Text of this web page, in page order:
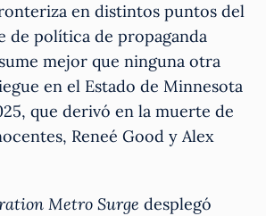
en distintos puntos del
de política de propaganda
mejor que ninguna otra
en el Estado de Minnesota
que derivó en la muerte de
Reneé Good y Alex
Metro Surge desplegó